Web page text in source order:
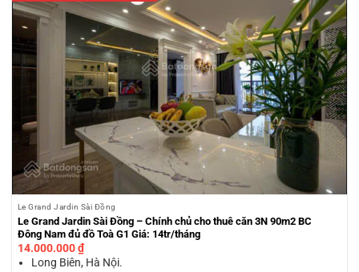
Le Grand Jardin Sài Đồng
Le Grand Jardin Sài Đồng – Chính chủ cho thuê căn 3N 90m2 BC
Đông Nam đủ đồ Toà G1 Giá: 14tr/tháng
14.000.000₫
Long Biên, Hà Nội.